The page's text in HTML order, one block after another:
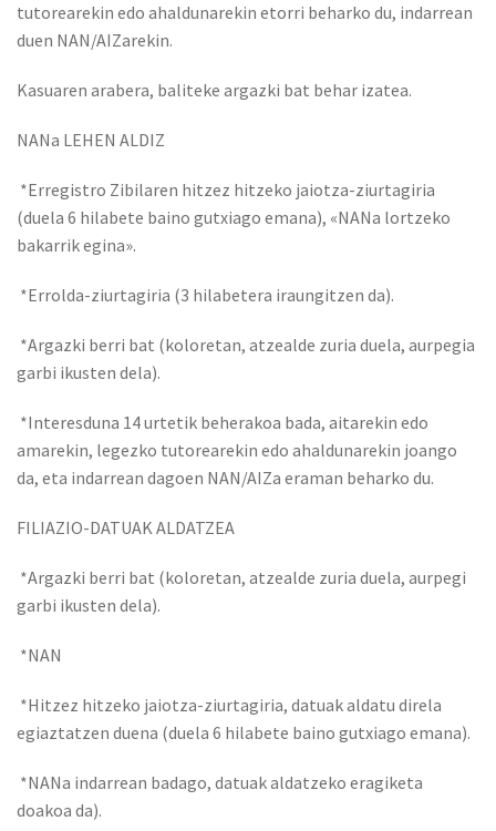
tutorearekin edo ahaldunarekin etorri beharko du, indarrean
duen NAN/AIZarekin.
Kasuaren arabera, baliteke argazki bat behar izatea.
NANa LEHEN ALDIZ
*Erregistro Zibilaren hitzez hitzeko jaiotza-ziurtagiria
(duela 6 hilabete baino gutxiago emana), «NANa lortzeko
bakarrik egina».
*Errolda-ziurtagiria (3 hilabetera iraungitzen da).
*Argazki berri bat (koloretan, atzealde zuria duela, aurpegia
garbi ikusten dela).
*Interesduna 14 urtetik beherakoa bada, aitarekin edo
amarekin, legezko tutorearekin edo ahaldunarekin joango
da, eta indarrean dagoen NAN/AIZa eraman beharko du.
FILIAZIO-DATUAK ALDATZEA
*Argazki berri bat (koloretan, atzealde zuria duela, aurpegi
garbi ikusten dela).
*NAN
*Hitzez hitzeko jaiotza-ziurtagiria, datuak aldatu direla
egiaztatzen duena (duela 6 hilabete baino gutxiago emana).
*NANa indarrean badago, datuak aldatzeko eragiketa
doakoa da).